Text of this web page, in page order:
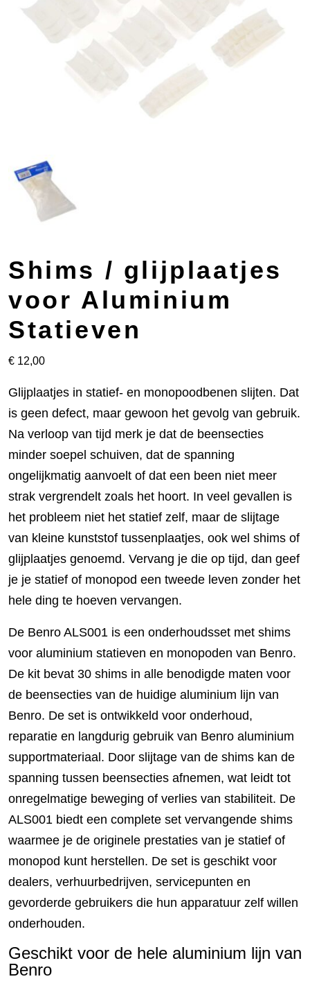
Shims / glijplaatjes
voor Aluminium
Statieven
€ 12,00
Glijplaatjes in statief- en monopoodbenen slijten. Dat
is geen defect, maar gewoon het gevolg van gebruik.
Na verloop van tijd merk je dat de beensecties
minder soepel schuiven, dat de spanning
ongelijkmatig aanvoelt of dat een been niet meer
strak vergrendelt zoals het hoort. In veel gevallen is
het probleem niet het statief zelf, maar de slijtage
van kleine kunststof tussenplaatjes, ook wel shims of
glijplaatjes genoemd. Vervang je die op tijd, dan geef
je je statief of monopod een tweede leven zonder het
hele ding te hoeven vervangen.
De Benro ALS001 is een onderhoudsset met shims
voor aluminium statieven en monopoden van Benro.
De kit bevat 30 shims in alle benodigde maten voor
de beensecties van de huidige aluminium lijn van
Benro. De set is ontwikkeld voor onderhoud,
reparatie en langdurig gebruik van Benro aluminium
supportmateriaal. Door slijtage van de shims kan de
spanning tussen beensecties afnemen, wat leidt tot
onregelmatige beweging of verlies van stabiliteit. De
ALS001 biedt een complete set vervangende shims
waarmee je de originele prestaties van je statief of
monopod kunt herstellen. De set is geschikt voor
dealers, verhuurbedrijven, servicepunten en
gevorderde gebruikers die hun apparatuur zelf willen
onderhouden.
Geschikt voor de hele aluminium lijn van
Benro